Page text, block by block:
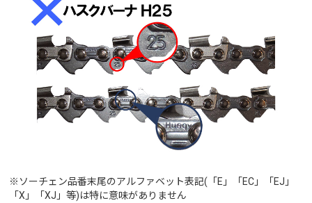
※ソーチェン品番末尾のアルファベット表記(「E」「EC」「EJ」
「X」「XJ」等)は特に意味がありません